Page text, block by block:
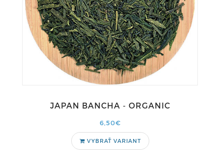
JAPAN BANCHA - ORGANIC
6,50€
VYBRAŤ VARIANT